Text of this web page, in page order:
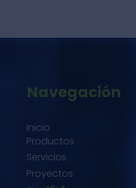
Navegación
Inicio
Productos
Servicios
Proyectos